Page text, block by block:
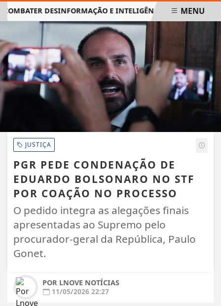
DESINFORMAÇÃO E INTELIGÊNCIA ARTIFICIAL NAS
EM ALTA
MENU
JUSTIÇA
PGR PEDE CONDENAÇÃO DE
EDUARDO BOLSONARO NO STF
POR COAÇÃO NO PROCESSO
O pedido integra as alegações finais
apresentadas ao Supremo pelo
procurador-geral da República, Paulo
Gonet.
POR LNOVE NOTÍCIAS
11/05/2026 22:27